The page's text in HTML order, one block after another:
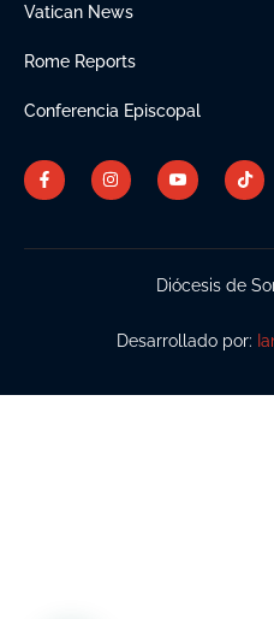
Vatican News
Rome Reports
Conferencia Episcopal
Diócesis de
Desarrollado por: